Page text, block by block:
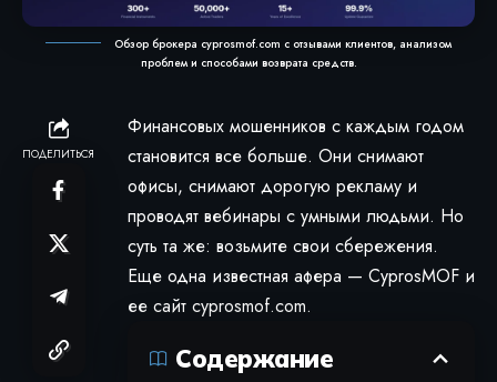
Обзор брокера cyprosmof.com с отзывами клиентов, анализом
проблем и способами возврата средств.
ПОДЕЛИТЬСЯ
Финансовых мошенников с каждым годом
становится все больше. Они снимают
офисы, снимают дорогую рекламу и
проводят вебинары с умными людьми. Но
суть та же: возьмите свои сбережения.
Еще одна известная афера — CyprosMOF и
ее сайт cyprosmof.com.
Содержание